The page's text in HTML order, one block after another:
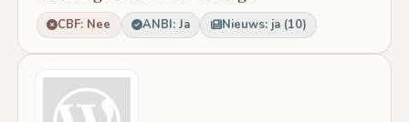
CBF: Nee ANBI: Ja Nieuws: ja (10)